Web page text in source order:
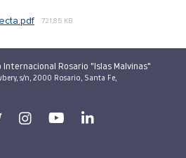
721,85 KB
Rosario "Islas Malvinas"
s/n, 2000 Rosario, Santa Fe,